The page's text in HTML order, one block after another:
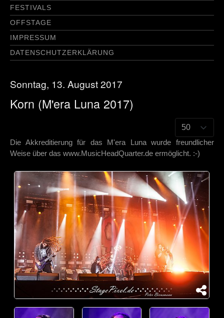
FESTIVALS
OFFSTAGE
IMPRESSUM
DATENSCHUTZERKLÄRUNG
Sonntag, 13. August 2017
Korn (M'era Luna 2017)
Die Akkreditierung für das M'era Luna wurde freundlicher
Weise über das www.MusicHeadQuarter.de ermöglicht. :-)